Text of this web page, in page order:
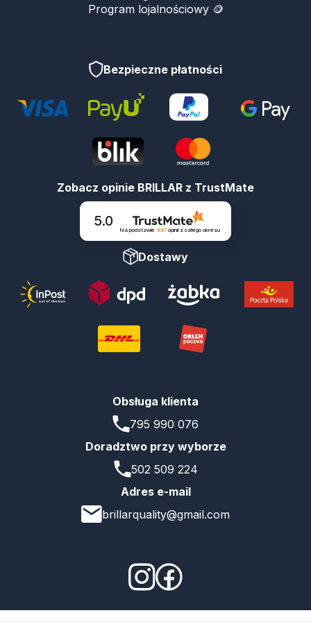
Program lojalnościowy 🪙
Bezpieczne płatności
Zobacz opinie BRILLAR z TrustMate
5.0
Na podstawie 867 opinii z całego okresu
Dostawy
Obsługa klienta
795 990 076
Doradztwo przy wyborze
502 509 224
Adres e-mail
brillarquality@gmail.com